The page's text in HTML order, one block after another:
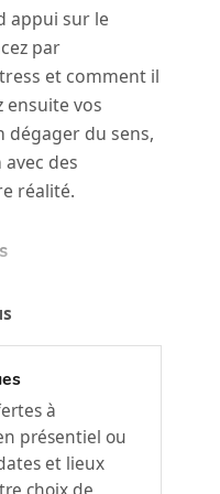
appui sur le
par
et comment il
ensuite vos
du sens,
avec des
réalité.
Ce
en explorant
corps, votre
ses effets
à
présentiel ou
et lieux